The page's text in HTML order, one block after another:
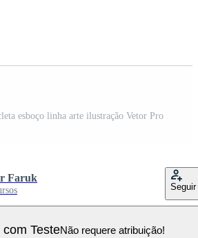
esboço linha arte ilustração Vetor Pro
Faruk
Seguir
com TesteNão requere atribuição!